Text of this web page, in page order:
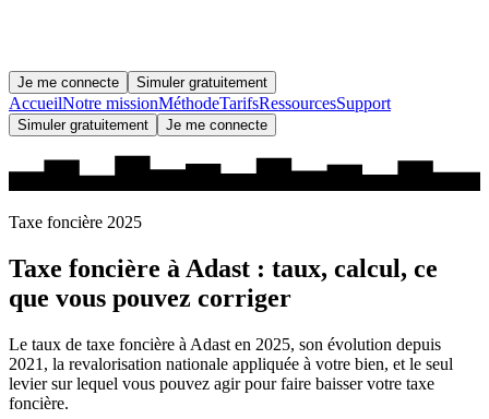
Je me connecte Simuler gratuitement
AccueilNotre missionMéthodeTarifsRessourcesSupport
Simuler gratuitement Je me connecte
Taxe foncière 2025
Taxe foncière àAdast : taux, calcul, ce
que vous pouvez corriger
Le taux de taxe foncière à Adast en 2025, son évolution depuis
2021, la revalorisation nationale appliquée à votre bien, et le seul
levier sur lequel vous pouvez agir pour faire baisser votre taxe
foncière.